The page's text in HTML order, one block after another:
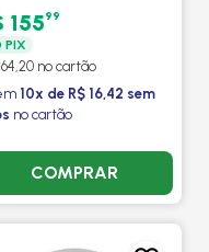
15599
PIX
no cartão
10x de R$ 16,42 sem
no cartão
COMPRAR